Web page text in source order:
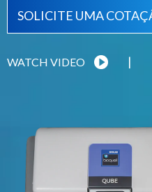
SOLICITE UMA
WATCH VIDEO |